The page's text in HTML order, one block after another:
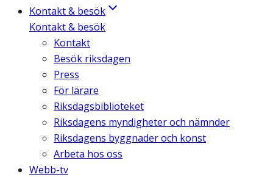
Kontakt & besök
Kontakt & besök
Kontakt
Besök riksdagen
Press
För lärare
Riksdagsbiblioteket
Riksdagens myndigheter och nämnder
Riksdagens byggnader och konst
Arbeta hos oss
Webb-tv